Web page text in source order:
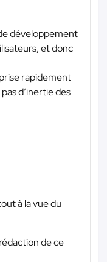
développement
et donc
rapidement
d’inertie des
à la vue du
de ce